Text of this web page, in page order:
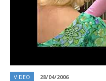
VIDEO 28/04/2006